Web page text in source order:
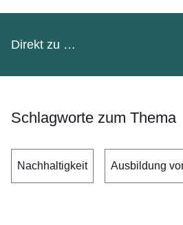
Direkt zu …
Schlagworte zum Thema
Nachhaltigkeit Ausbildung